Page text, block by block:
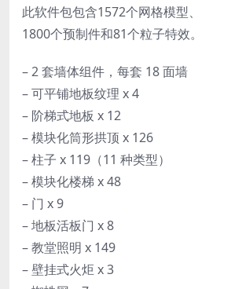
此软件包包含1572个网格模型、
1800个预制件和81个粒子特效。
– 2 套墙体组件，每套 18 面墙
– 可平铺地板纹理 x 4
– 阶梯式地板 x 12
– 模块化筒形拱顶 x 126
– 柱子 x 119（11 种类型）
– 模块化楼梯 x 48
– 门 x 9
– 地板活板门 x 8
– 教堂照明 x 149
– 壁挂式火炬 x 3